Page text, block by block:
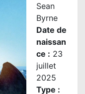
Sean
Byrne
Date de
naissan
ce : 23
juillet
2025
Type :